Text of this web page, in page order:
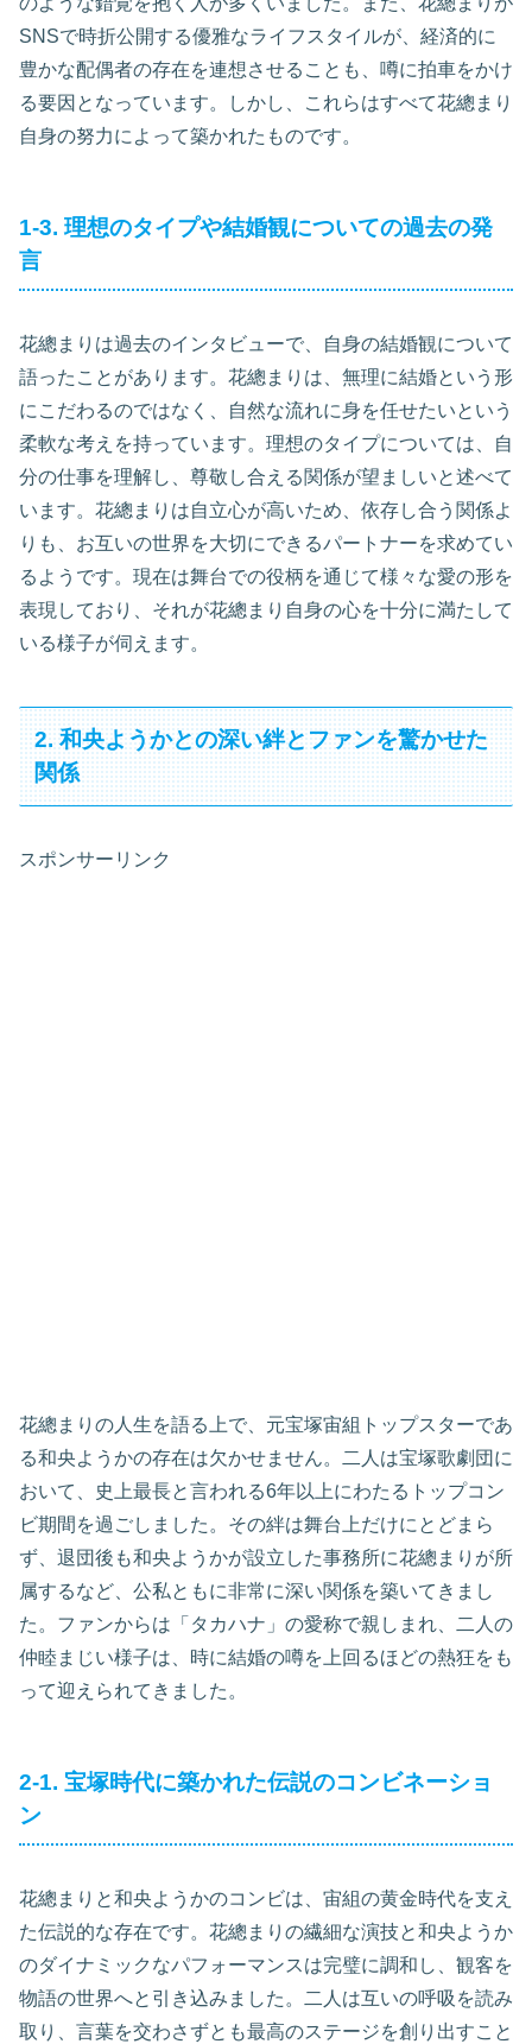
SNSで時折公開する優雅なライフスタイルが、経済的に
豊かな配偶者の存在を連想させることも、噂に拍車をかけ
る要因となっています。しかし、これらはすべて花總まり
自身の努力によって築かれたものです。
1-3. 理想のタイプや結婚観についての過去の発
言
花總まりは過去のインタビューで、自身の結婚観について
語ったことがあります。花總まりは、無理に結婚という形
にこだわるのではなく、自然な流れに身を任せたいという
柔軟な考えを持っています。理想のタイプについては、自
分の仕事を理解し、尊敬し合える関係が望ましいと述べて
います。花總まりは自立心が高いため、依存し合う関係よ
りも、お互いの世界を大切にできるパートナーを求めてい
るようです。現在は舞台での役柄を通じて様々な愛の形を
表現しており、それが花總まり自身の心を十分に満たして
いる様子が伺えます。
2. 和央ようかとの深い絆とファンを驚かせた
関係
スポンサーリンク
花總まりの人生を語る上で、元宝塚宙組トップスターであ
る和央ようかの存在は欠かせません。二人は宝塚歌劇団に
おいて、史上最長と言われる6年以上にわたるトップコン
ビ期間を過ごしました。その絆は舞台上だけにとどまら
ず、退団後も和央ようかが設立した事務所に花總まりが所
属するなど、公私ともに非常に深い関係を築いてきまし
た。ファンからは「タカハナ」の愛称で親しまれ、二人の
仲睦まじい様子は、時に結婚の噂を上回るほどの熱狂をも
って迎えられてきました。
2-1. 宝塚時代に築かれた伝説のコンビネーショ
ン
花總まりと和央ようかのコンビは、宙組の黄金時代を支え
た伝説的な存在です。花總まりの繊細な演技と和央ようか
のダイナミックなパフォーマンスは完璧に調和し、観客を
物語の世界へと引き込みました。二人は互いの呼吸を読み
取り、言葉を交わさずとも最高のステージを創り出すこと